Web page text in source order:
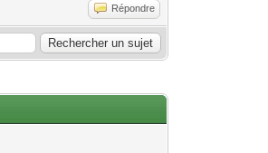
Répondre